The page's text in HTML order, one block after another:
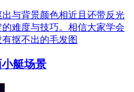
与背景颜色相近且还带反光
难度与技巧。相信大家学会
抠不出的毛发图
艇场景